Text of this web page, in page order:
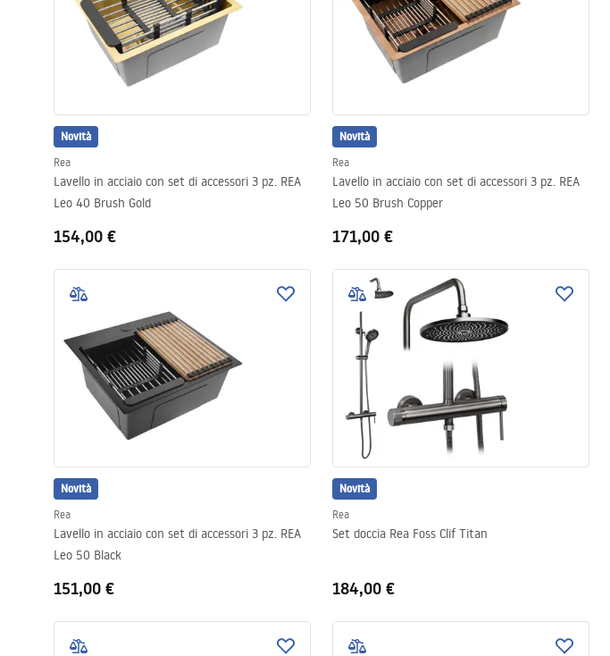
Novità
Rea
Lavello in acciaio con set di accessori 3 pz. REA
Leo 40 Brush Gold
154,00 €
Novità
Rea
Lavello in acciaio con set di accessori 3 pz. REA
Leo 50 Brush Copper
171,00 €
Novità
Rea
Lavello in acciaio con set di accessori 3 pz. REA
Leo 50 Black
151,00 €
Novità
Rea
Set doccia Rea Foss Clif Titan
184,00 €